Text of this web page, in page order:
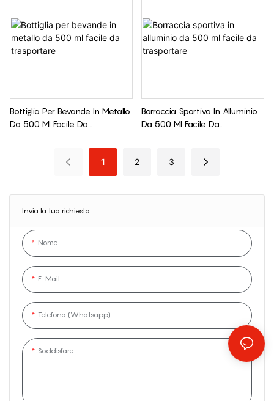
Invia la tua richiesta
Nome
E-Mail
Telefono (whatsapp)
Soddisfare
Bottiglia Per Bevande In Metallo
Da 500 Ml Facile Da
Borraccia Sportiva In Alluminio
Da 500 Ml Facile Da
1 2 3